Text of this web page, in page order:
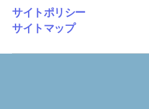
サイトポリシー
サイトマップ